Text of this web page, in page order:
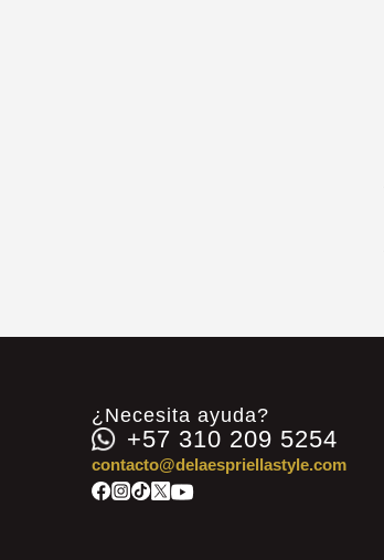
¿Necesita ayuda?
+57 310 209 5254
contacto@delaespriellastyle.com